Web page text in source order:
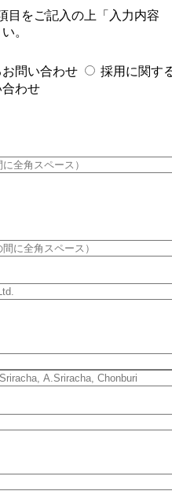
目をご記入の上「入力内容
。
問い合わせ
採用に関す
わせ